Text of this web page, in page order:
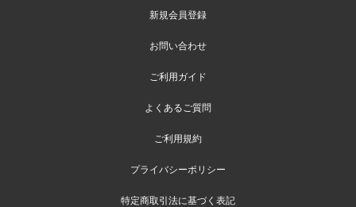
新規会員登録
お問い合わせ
ご利用ガイド
よくあるご質問
ご利用規約
プライバシーポリシー
特定商取引法に基づく表記